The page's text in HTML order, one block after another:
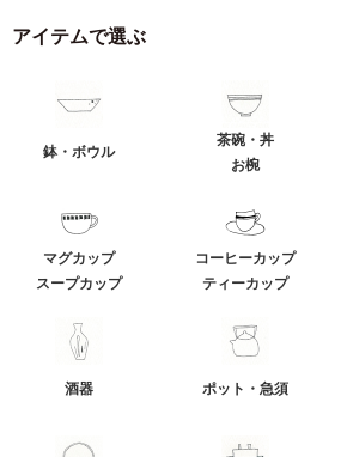
アイテムで選ぶ
鉢・ボウル
茶碗・丼
お椀
マグカップ
スープカップ
コーヒーカップ
ティーカップ
酒器 ポット・急須